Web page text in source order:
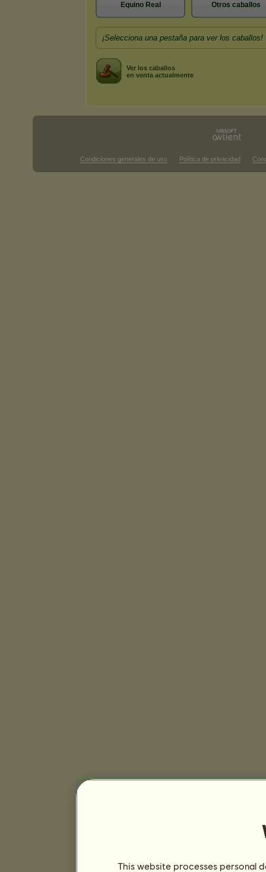
Equino Real Otros caballos
¡Selecciona una pestaña para ver los caballos!
Ver los caballos
en venta actualmente
Condiciones generales de uso Política de privacidad
This website processes personal